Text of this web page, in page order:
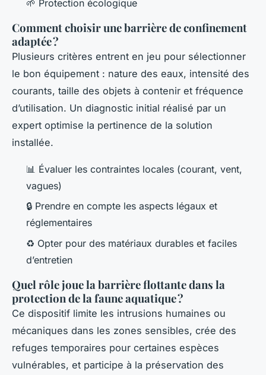
🌱 Protection écologique
Comment choisir une barrière de confinement
adaptée ?
Plusieurs critères entrent en jeu pour sélectionner
le bon équipement : nature des eaux, intensité des
courants, taille des objets à contenir et fréquence
d’utilisation. Un diagnostic initial réalisé par un
expert optimise la pertinence de la solution
installée.
📊 Évaluer les contraintes locales (courant, vent,
vagues)
🔒 Prendre en compte les aspects légaux et
réglementaires
♻️ Opter pour des matériaux durables et faciles
d’entretien
Quel rôle joue la barrière flottante dans la
protection de la faune aquatique ?
Ce dispositif limite les intrusions humaines ou
mécaniques dans les zones sensibles, crée des
refuges temporaires pour certaines espèces
vulnérables, et participe à la préservation des